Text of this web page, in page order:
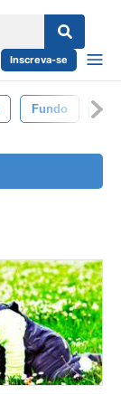
Inscreva-se
Fundo